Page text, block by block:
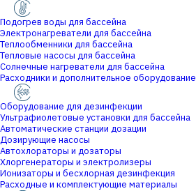
Подогрев воды для бассейна
Электронагреватели для бассейна
Теплообменники для бассейна
Тепловые насосы для бассейна
Солнечные нагреватели для бассейна
Расходники и дополнительное оборудование
Оборудование для дезинфекции
Ультрафиолетовые установки для бассейна
Автоматические станции дозации
Дозирующие насосы
Автохлораторы и дозаторы
Хлоргенераторы и электролизеры
Ионизаторы и бесхлорная дезинфекция
Расходные и комплектующие материалы